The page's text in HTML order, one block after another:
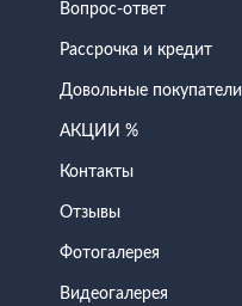
Вопрос-ответ
Рассрочка и кредит
Довольные покупатели
АКЦИИ %
Контакты
Отзывы
Фотогалерея
Видеогалерея